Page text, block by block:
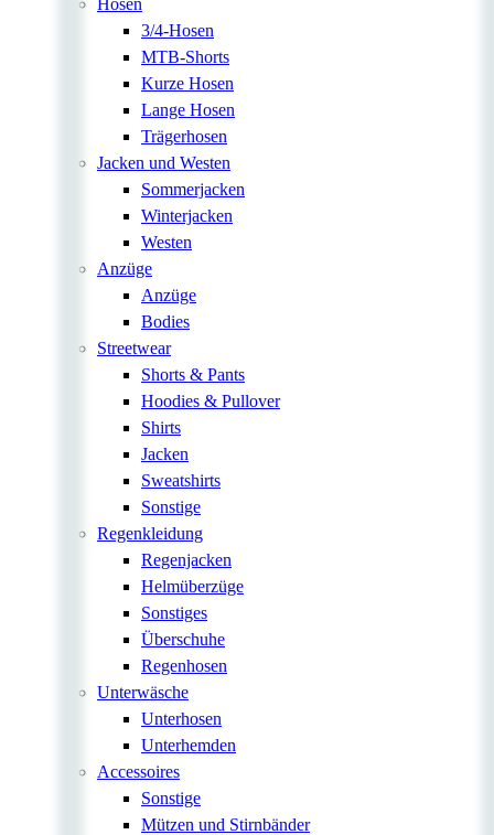
3/4-Hosen
MTB-Shorts
Kurze Hosen
Lange Hosen
Trägerhosen
Jacken und Westen
Sommerjacken
Winterjacken
Westen
Anzüge
Anzüge
Bodies
Streetwear
Shorts & Pants
Hoodies & Pullover
Shirts
Jacken
Sweatshirts
Sonstige
Regenkleidung
Regenjacken
Helmüberzüge
Sonstiges
Überschuhe
Regenhosen
Unterwäsche
Unterhosen
Unterhemden
Accessoires
Sonstige
Mützen und Stirnbänder